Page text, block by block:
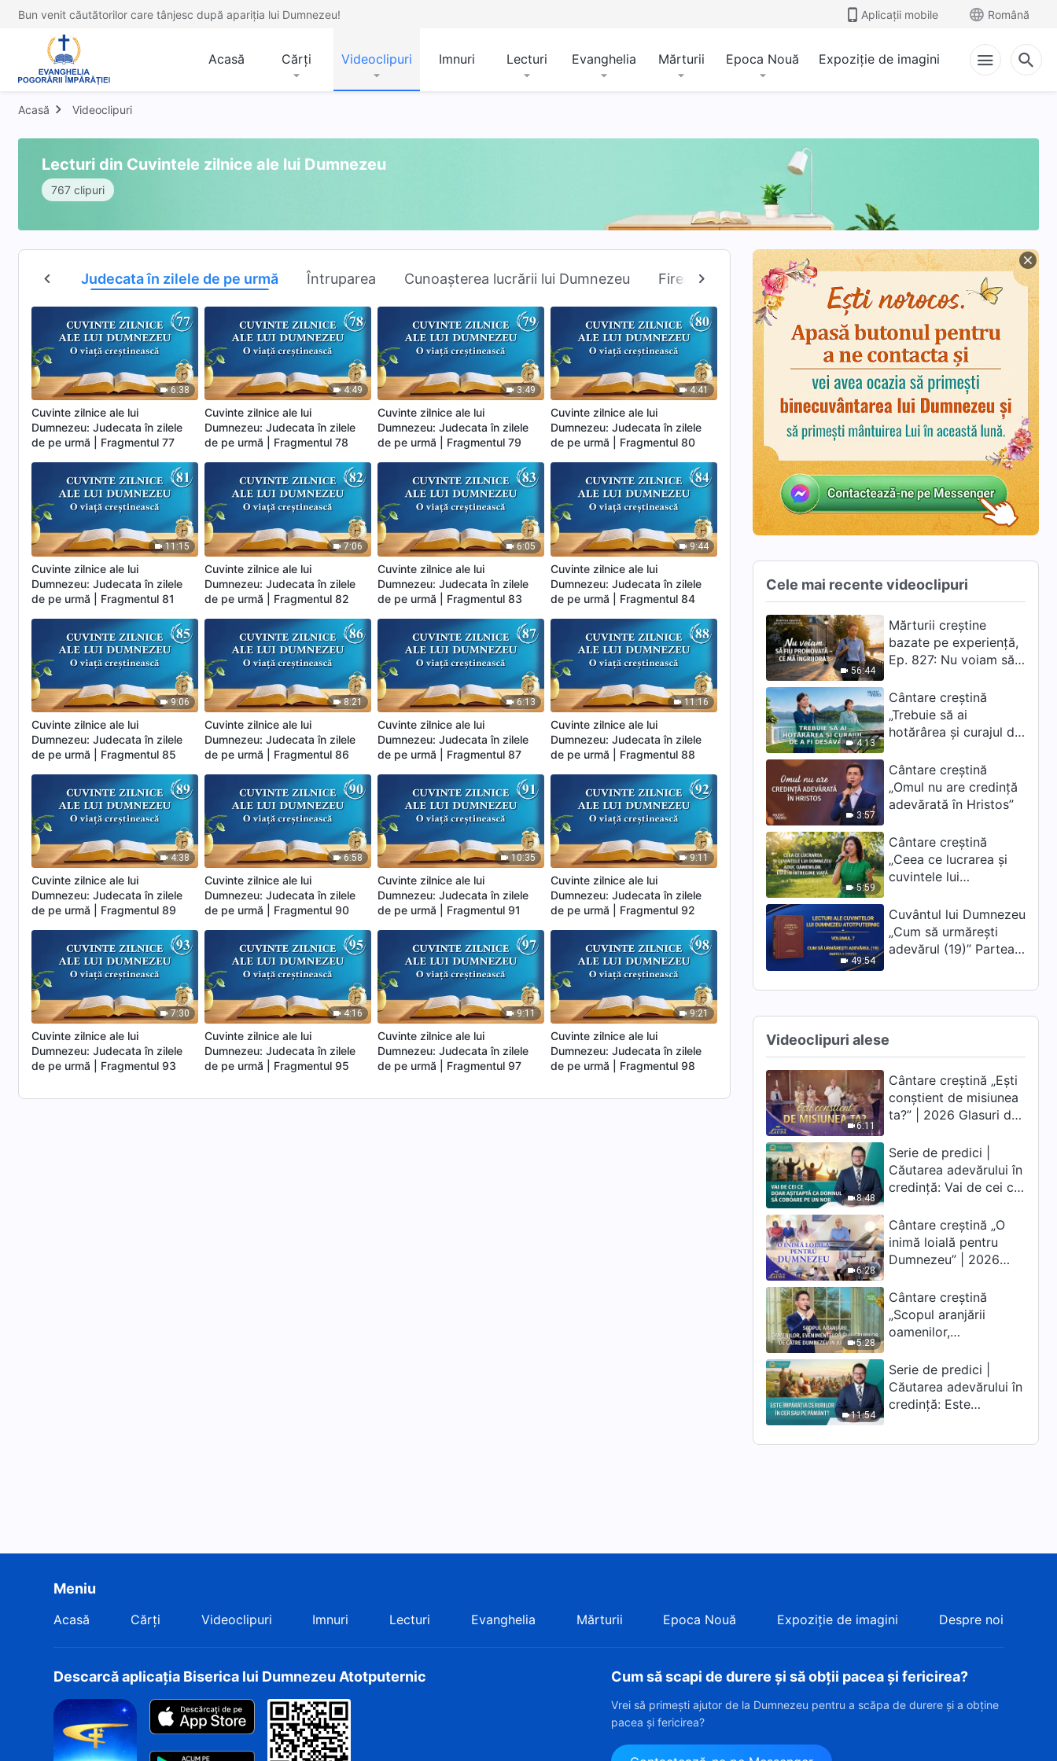
Bun venit căutătorilor care tânjesc după apariția lui Dumnezeu! Aplicații mobile Română
Acasă Cărți Videoclipuri Imnuri Lecturi Evanghelia Mărturii Epoca Nouă Expoziție de imagini
Acasă Videoclipuri
Lecturi din Cuvintele zilnice ale lui Dumnezeu
767 clipuri
Judecata în zilele de pe urmă Întruparea Cunoașterea lucrării lui Dumnezeu Firea lui Dumnezeu și ceea ce are El și ceea ce este
6:38
Cuvinte zilnice ale lui
Dumnezeu: Judecata în zilele
de pe urmă | Fragmentul 77
4:49
Cuvinte zilnice ale lui
Dumnezeu: Judecata în zilele
de pe urmă | Fragmentul 78
3:49
Cuvinte zilnice ale lui
Dumnezeu: Judecata în zilele
de pe urmă | Fragmentul 79
4:41
Cuvinte zilnice ale lui
Dumnezeu: Judecata în zilele
de pe urmă | Fragmentul 80
11:15
Cuvinte zilnice ale lui
Dumnezeu: Judecata în zilele
de pe urmă | Fragmentul 81
7:06
Cuvinte zilnice ale lui
Dumnezeu: Judecata în zilele
de pe urmă | Fragmentul 82
6:05
Cuvinte zilnice ale lui
Dumnezeu: Judecata în zilele
de pe urmă | Fragmentul 83
9:44
Cuvinte zilnice ale lui
Dumnezeu: Judecata în zilele
de pe urmă | Fragmentul 84
9:06
Cuvinte zilnice ale lui
Dumnezeu: Judecata în zilele
de pe urmă | Fragmentul 85
8:21
Cuvinte zilnice ale lui
Dumnezeu: Judecata în zilele
de pe urmă | Fragmentul 86
6:13
Cuvinte zilnice ale lui
Dumnezeu: Judecata în zilele
de pe urmă | Fragmentul 87
11:16
Cuvinte zilnice ale lui
Dumnezeu: Judecata în zilele
de pe urmă | Fragmentul 88
4:38
Cuvinte zilnice ale lui
Dumnezeu: Judecata în zilele
de pe urmă | Fragmentul 89
6:58
Cuvinte zilnice ale lui
Dumnezeu: Judecata în zilele
de pe urmă | Fragmentul 90
10:35
Cuvinte zilnice ale lui
Dumnezeu: Judecata în zilele
de pe urmă | Fragmentul 91
9:11
Cuvinte zilnice ale lui
Dumnezeu: Judecata în zilele
de pe urmă | Fragmentul 92
7:30
Cuvinte zilnice ale lui
Dumnezeu: Judecata în zilele
de pe urmă | Fragmentul 93
4:16
Cuvinte zilnice ale lui
Dumnezeu: Judecata în zilele
de pe urmă | Fragmentul 95
9:11
Cuvinte zilnice ale lui
Dumnezeu: Judecata în zilele
de pe urmă | Fragmentul 97
9:21
Cuvinte zilnice ale lui
Dumnezeu: Judecata în zilele
de pe urmă | Fragmentul 98
Cele mai recente videoclipuri
56:44
Mărturii creștine
bazate pe experiență,
Ep. 827: Nu voiam să
îngrijora?
4:13
Cântare creștină
„Trebuie să ai
hotărârea și curajul de
3:57
Cântare creștină
„Omul nu are credință
adevărată în Hristos”
5:59
Cântare creștină
„Ceea ce lucrarea și
cuvintele lui
oamenilor este în
întregime viață”
49:54
Cuvântul lui Dumnezeu
„Cum să urmărești
adevărul (19)” Partea a
Videoclipuri alese
6:11
Cântare creștină „Ești
conștient de misiunea
ta?” | 2026 Glasuri de
8:48
Serie de predici |
Căutarea adevărului în
credință: Vai de cei ce
Domnul să coboare pe
un nor
6:28
Cântare creștină „O
inimă loială pentru
Dumnezeu” | 2026
5:28
Cântare creștină
„Scopul aranjării
oamenilor,
lucrurilor de către
Dumnezeu în jurul
omului”
11:54
Serie de predici |
Căutarea adevărului în
credință: Este
Meniu
Acasă Cărți Videoclipuri Imnuri Lecturi Evanghelia Mărturii Epoca Nouă Expoziție de imagini Despre noi
Descarcă aplicația Biserica lui Dumnezeu Atotputernic Cum să scapi de durere și să obții pacea și fericirea?
Vrei să primești ajutor de la Dumnezeu pentru a scăpa de durere și a obține
pacea și fericirea?